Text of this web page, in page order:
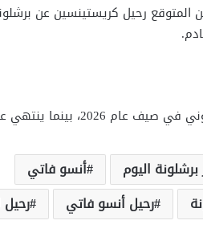
المتوقع رحيل كريستينسين عن
أنسو فاتي في صيف عام 2027.
برشلونة اليوم
أنسو فاتي
رحيل أنسو فاتي